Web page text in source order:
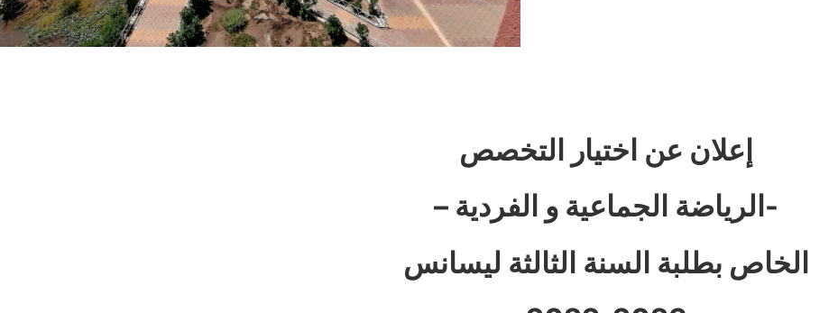
إعلان عن اختيار التخصص
– الرياضة الجماعية و الفردية-
الخاص بطلبة السنة الثالثة ليسانس